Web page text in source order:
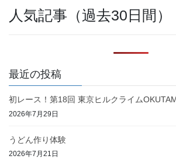
人気記事（過去30日間）
最近の投稿
初レース！第18回 東京ヒルクライム
2026年7月29日
うどん作り体験
2026年7月21日